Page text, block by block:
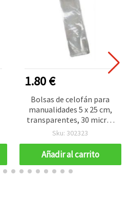
1.80 €
Bolsas de celofán para
manualidades 5 x 25 cm,
transparentes, 30 micras
de grosor - Pack de 200
Sku: 302323
Añadir al carrito